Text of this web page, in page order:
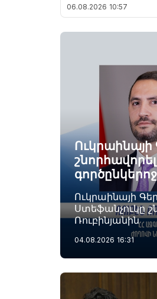
06.08.2026 10:57
Ուկրաինայի
Ստեֆանչուկը
Ռուբինյանին
04.08.2026 16:31